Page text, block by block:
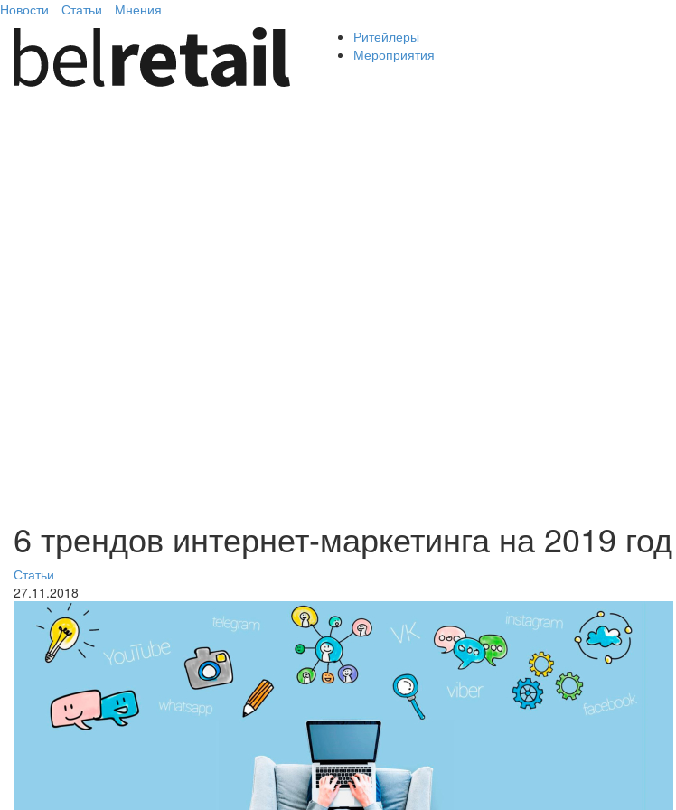
Новости Статьи Мнения
Ритейлеры
Мероприятия
6 трендов интернет-маркетинга на 2019 год
Статьи
27.11.2018